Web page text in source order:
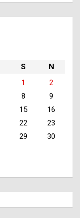
S
N
1
2
8
9
15
16
22
23
29
30